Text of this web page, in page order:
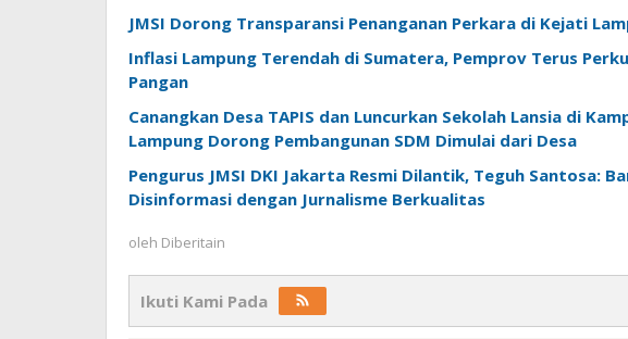
JMSI Dorong Transparansi Penanganan Perkara di Kejati
Inflasi Lampung Terendah di Sumatera, Pemprov Terus
Pangan
Canangkan Desa TAPIS dan Luncurkan Sekolah Lansia di
Lampung Dorong Pembangunan SDM Dimulai dari Desa
Pengurus JMSI DKI Jakarta Resmi Dilantik, Teguh Santosa:
Disinformasi dengan Jurnalisme Berkualitas
oleh Diberitain
Ikuti Kami Pada